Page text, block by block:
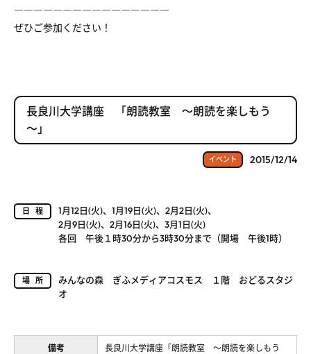
――――――――――――――――
ぜひご参加ください！
長良川大学講座 「朗読教室 ～朗読を楽しもう
～」
イベント 2015/12/14
日程
1月12日(火)、1月19日(火)、2月2日(火)、
2月9日(火)、2月16日(火)、3月1日(火)
各回 午後１時30分から3時30分まで（開場 午後1時）
場所
みんなの森 ぎふメディアコスモス １階 おどるスタジ
オ
備考
長良川大学講座「朗読教室 ～朗読を楽しもう